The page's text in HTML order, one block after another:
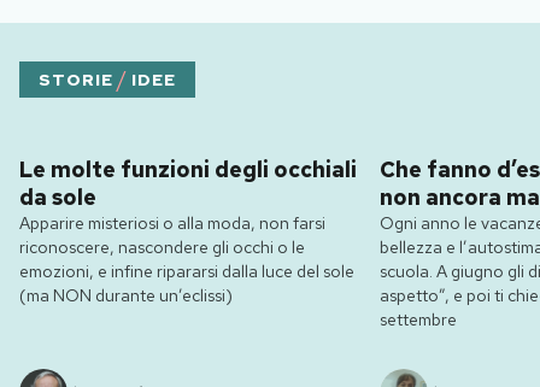
STORIE / IDEE
Le molte funzioni degli occhiali
da sole
Apparire misteriosi o alla moda, non farsi
riconoscere, nascondere gli occhi o le
emozioni, e infine ripararsi dalla luce del sole
(ma NON durante un’eclissi)
Che fanno
non ancora
Ogni anno le
bellezza e
scuola. A giugno gli
aspetto”, e poi ti
settembre